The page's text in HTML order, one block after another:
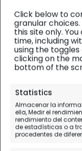
Click below to
granular
this site only.
time, including
using the
clicking on the
bottom of the
Statistics
Almacenar la
ella, Medir el
rendimiento del
de estadísticas o a
procedentes de
El pueblo
granja de